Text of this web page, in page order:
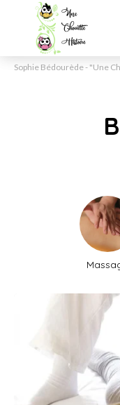
Sophie Bédourède - "Une